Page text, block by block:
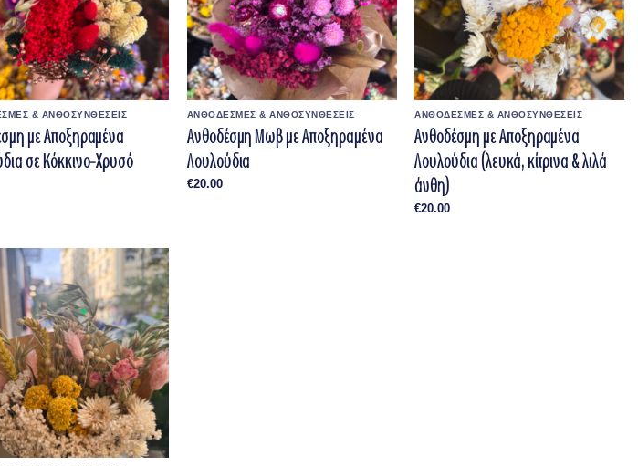
& ΑΝΘΟΣΥΝΘΕΣΕΙΣ
με Αποξηραμένα
σε Κόκκινο–Χρυσό
ΑΝΘΟΔΕΣΜΕΣ & ΑΝΘΟΣΥΝΘΕΣΕΙΣ
Ανθοδέσμη Μωβ με Αποξηραμένα
Λουλούδια
€20.00
ΑΝΘΟΔΕΣΜΕΣ & ΑΝΘΟΣΥΝΘΕΣΕΙΣ
Ανθοδέσμη με Αποξηραμένα
Λουλούδια (λευκά, κίτρινα & λιλά
άνθη)
€20.00